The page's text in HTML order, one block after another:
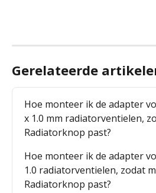
Gerelateerde
Hoe monteer ik de adapter
x 1.0 mm radiatorventielen,
Radiatorknop past?
Hoe monteer ik de adapter
1.0 radiatorventielen, zodat
Radiatorknop past?